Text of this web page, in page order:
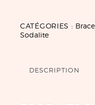
CATÉGORIES :
Sodalite
DESCRIPTION